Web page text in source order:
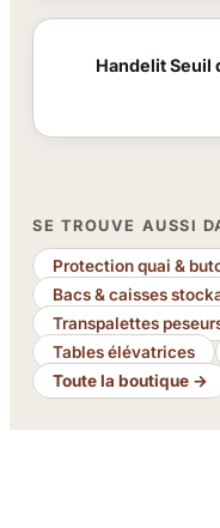
Handelit Seuil
SE TROUVE AUSSI
Protection quai &
Bacs & caisses
Transpalettes
Tables élévatrices
Toute la boutique →